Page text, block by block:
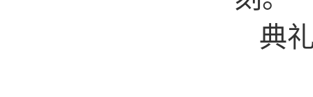
典